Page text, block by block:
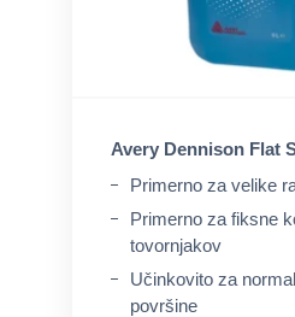
Avery Dennison Flat
Primerno za velike
Primerno za fiksne
tovornjakov
Učinkovito za
površine